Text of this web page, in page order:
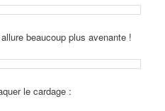
beaucoup plus avenante !
le cardage :